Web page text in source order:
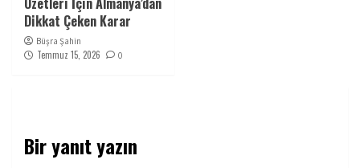
Dikkat Çeken Karar
Büşra Şahin
Temmuz 15, 2026 0
Bir yanıt yazın